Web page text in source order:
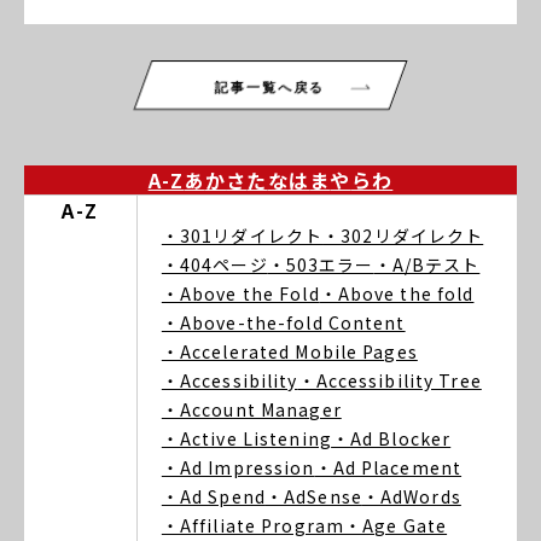
記事一覧へ戻る
A-Zあかさたなは まや らわ
A-Z
・301リダイレクト ・302リダイレクト
・404ページ ・503エラー ・A/Bテスト
・Above the Fold ・Above the fold
・Above-the-fold Content
・Accelerated Mobile Pages
・Accessibility ・Accessibility Tree
・Account Manager
・Active Listening ・Ad Blocker
・Ad Impression ・Ad Placement
・Ad Spend ・AdSense ・AdWords
・Affiliate Program ・Age Gate